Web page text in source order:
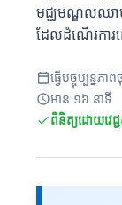
មជ្ឈមណ្ឌលឈាម
ដែលដំណើរការ
ធ្វើបច្ចុប្បន្នភ
អាន ១៦ នាទី
ពិនិត្យដោយវេជ្